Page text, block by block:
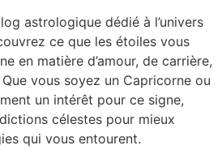
astrologique dédié à l’univers
ce que les étoiles vous
en matière d’amour, de carrière,
vous soyez un Capricorne ou
un intérêt pour ce signe,
célestes pour mieux
qui vous entourent.